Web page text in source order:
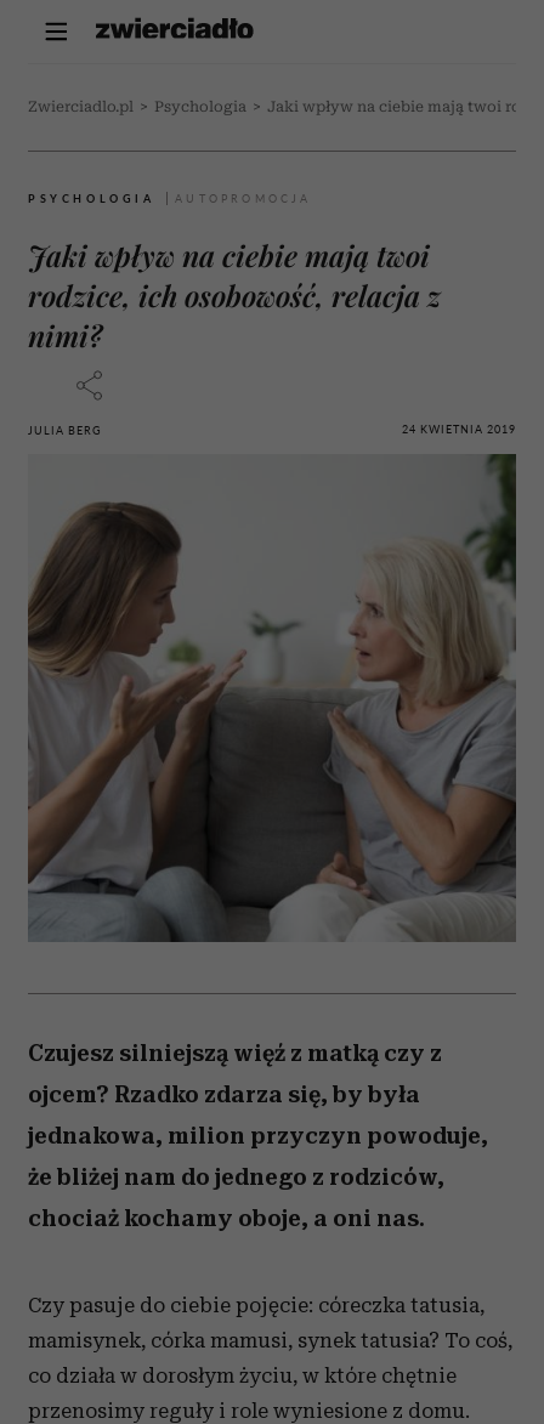
Zwierciadlo.pl > Psychologia > Jaki wpływ na ciebie mają twoi
PSYCHOLOGIA
Jaki wpływ na ciebie mają twoi
rodzice, ich osobowość, relacja z
nimi?
JULIA BERG 24 KWIETNIA 2019
Czujesz silniejszą więź z matką czy z
ojcem? Rzadko zdarza się, by była
jednakowa, milion przyczyn powoduje,
że bliżej nam do jednego z rodziców,
chociaż kochamy oboje, a oni nas.
Czy pasuje do ciebie pojęcie: córeczka tatusia,
mamisynek, córka mamusi, synek tatusia? To coś,
co działa w dorosłym życiu, w które chętnie
przenosimy reguły i role wyniesione z domu.